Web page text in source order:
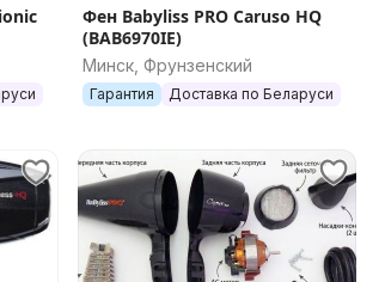
Фен Babyliss PRO Caruso HQ
(BAB6970IE)
Минск, Фрунзенский
Гарантия Доставка по Беларуси